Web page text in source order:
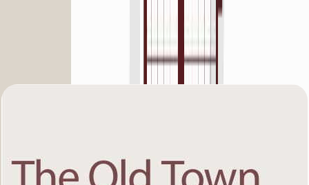
The Old Town Reehan 8, First Floor, 2 BR, Unit 7,